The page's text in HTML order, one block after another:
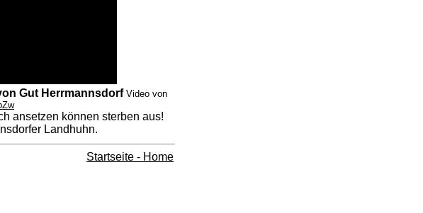
Gut Herrmannsdorf Video von
ansetzen können sterben aus!
Landhuhn.
Startseite - Home